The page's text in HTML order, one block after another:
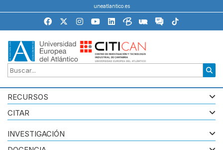
uneatlantico.es
RECURSOS
CITAR
INVESTIGACIÓN